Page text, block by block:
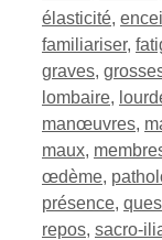
élasticité,
familiariser,
graves,
lombaire,
manœuvres,
maux,
œdème,
présence,
repos, sacro-